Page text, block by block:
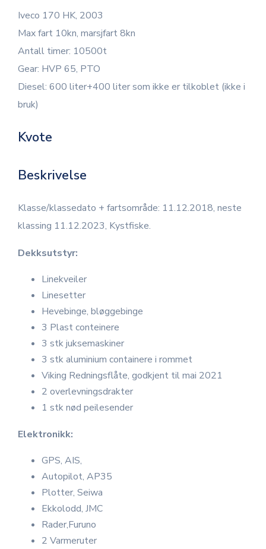
Iveco 170 HK, 2003
Max fart 10kn, marsjfart 8kn
Antall timer: 10500t
Gear: HVP 65, PTO
Diesel: 600 liter+400 liter som ikke er tilkoblet (ikke i
bruk)
Kvote
Beskrivelse
Klasse/klassedato + fartsområde: 11.12.2018, neste
klassing 11.12.2023, Kystfiske.
Dekksutstyr:
Linekveiler
Linesetter
Hevebinge, bløggebinge
3 Plast conteinere
3 stk juksemaskiner
3 stk aluminium containere i rommet
Viking Redningsflåte, godkjent til mai 2021
2 overlevningsdrakter
1 stk nød peilesender
Elektronikk:
GPS, AIS,
Autopilot, AP35
Plotter, Seiwa
Ekkolodd, JMC
Rader,Furuno
2 Varmeruter